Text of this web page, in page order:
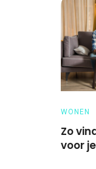
WONEN
Zo
voor